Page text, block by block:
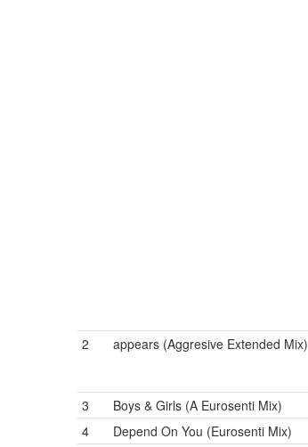
2
appears (Aggresive Extended Mix)
3
Boys & Girls (A Eurosenti Mix)
4
Depend On You (Eurosenti Mix)